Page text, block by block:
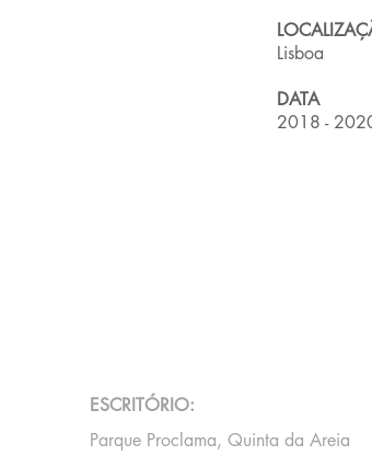
Lisboa
DATA
2018 -
ESCRITÓRIO:
Parque Proclama, Quinta da Areia